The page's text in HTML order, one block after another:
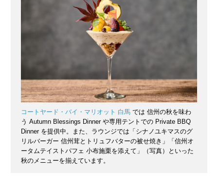
コートヤード・バイ・マリオット 白馬では 信州の秋を味わ
う Autumn Blessings Dinner や専用テントでの Private BBQ
Dinner を提供中。また、ラウンジでは「シナノユキマスのグ
リルバーガー 信州茸とトリュフバターの被せ焼き」「信州オ
ータムテイストパフェ 小布施栗を添えて」（写真）といった
秋のメニューを揃えています。